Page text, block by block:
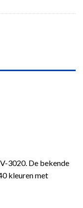
3020. De bekende
kleuren met